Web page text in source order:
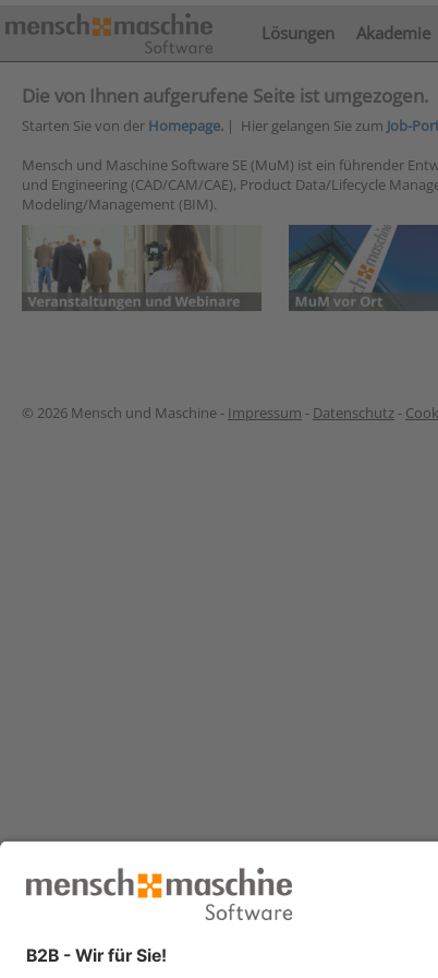
Lösungen Akademie
Die von Ihnen aufgerufene Seite ist umgezogen.
Starten Sie von der Homepage. | Hier gelangen Sie zum Job-
Mensch und Maschine Software SE (MuM) ist ein führender
und Engineering (CAD/CAM/CAE), Product Data/Lifecycle
Modeling/Management (BIM).
© 2026 Mensch und Maschine - Impressum - Datenschutz-